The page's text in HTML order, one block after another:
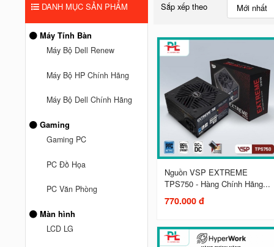
DANH MỤC SẢN PHẨM
Máy Tính Bàn
Máy Bộ Dell Renew
Máy Bộ HP Chính Hãng
Máy Bộ Dell Chính Hãng
Gaming
Gaming PC
PC Đồ Họa
PC Văn Phòng
Màn hình
LCD LG
Sắp xếp theo Mới nhất
Nguồn VSP EXTREME
TPS750 - Hàng Chính Hãng...
770.000 đ